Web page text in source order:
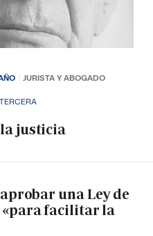
la justicia
JURISTA Y ABOGADO
una Ley de
facilitar la